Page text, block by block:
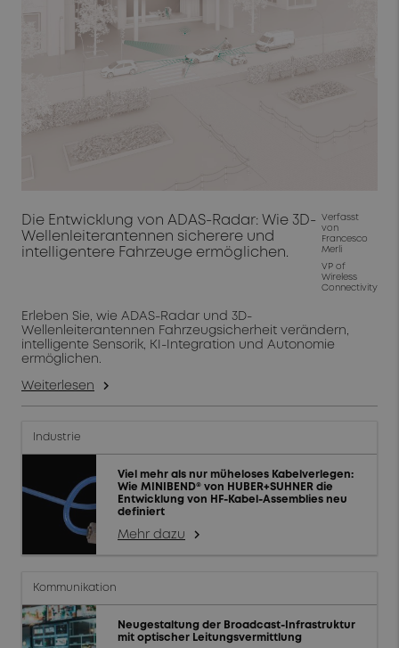
Die Entwicklung von ADAS-Radar: Wie 3D-
Wellenleiterantennen sicherere und
intelligentere Fahrzeuge ermöglichen.
Verfasst
von
Francesco
Merli
VP of
Wireless
Connectivity
Erleben Sie, wie ADAS-Radar und 3D-
Wellenleiterantennen Fahrzeugsicherheit verändern,
intelligente Sensorik, KI-Integration und Autonomie
ermöglichen.
Weiterlesen arrow_forward_ios
Industrie
Viel mehr als nur müheloses Kabelverlegen:
Wie MINIBEND® von HUBER+SUHNER die
Entwicklung von HF-Kabel-Assemblies neu
definiert
Mehr dazu arrow_forward_ios
Kommunikation
Neugestaltung der Broadcast-Infrastruktur
mit optischer Leitungsvermittlung